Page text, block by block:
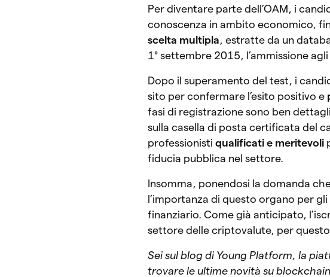
Per diventare parte dell’OAM, i
conoscenza in ambito economico,
scelta multipla , estratte da un
1° settembre 2015, l’ammissione
Dopo il superamento del test, i
sito per confermare l’esito positivo e
fasi di registrazione sono ben
sulla casella di posta certificata del
professionisti qualificati e meritevoli
fiducia pubblica nel settore.
Insomma, ponendosi la domanda
l’importanza di questo organo per
finanziario. Come già anticipato,
settore delle criptovalute, per
Sei sul blog di Young Platform, la
trovare le ultime novità su